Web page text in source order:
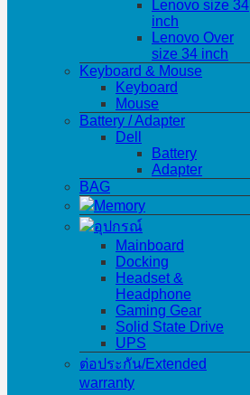
Lenovo size 34
inch
Lenovo Over
size 34 inch
Keyboard & Mouse
Keyboard
Mouse
Battery / Adapter
Dell
Battery
Adapter
BAG
Memory
อุปกรณ์
Mainboard
Docking
Headset &
Headphone
Gaming Gear
Solid State Drive
UPS
ต่อประกัน/Extended
warranty